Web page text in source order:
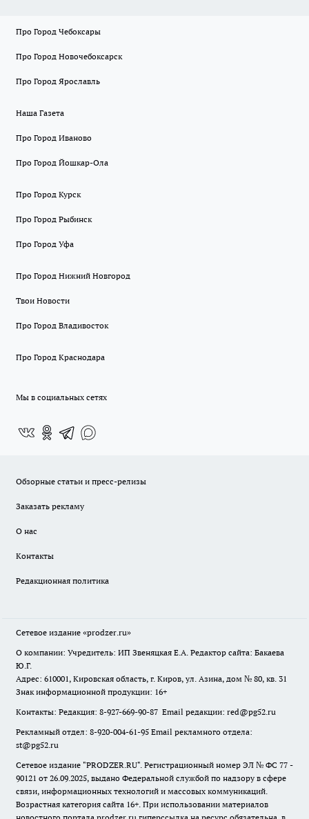
Про Город Чебоксары
Про Город Новочебоксарск
Про Город Ярославль
Наша Газета
Про Город Иваново
Про Город Йошкар-Ола
Про Город Курск
Про Город Рыбинск
Про Город Уфа
Про Город Нижний Новгород
Твои Новости
Про Город Владивосток
Про Город Краснодара
Мы в социальных сетях
Обзорные статьи и пресс-релизы
Заказать рекламу
О нас
Контакты
Редакционная политика
Сетевое издание «prodzer.ru»
О компании: Учредитель: ИП Звеняцкая Е.А. Редактор сайта: Бакаева
Ю.Г.
Адрес: 610001, Кировская область, г. Киров, ул. Азина, дом № 80, кв. 31
Знак информационной продукции: 16+
Контакты: Редакция: 8-927-669-90-87 Email редакции: red@pg52.ru
Рекламный отдел: 8-920-004-61-95 Email рекламного отдела:
st@pg52.ru
Сетевое издание "PRODZER.RU". Регистрационный номер ЭЛ № ФС 77 -
90121 от 26.09.2025, выдано Федеральной службой по надзору в сфере
связи, информационных технологий и массовых коммуникаций.
Возрастная категория сайта 16+. При использовании материалов